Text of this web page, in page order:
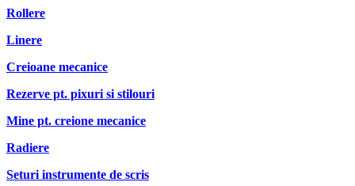
Rollere
Linere
Creioane mecanice
Rezerve pt. pixuri si stilouri
Mine pt. creione mecanice
Radiere
Seturi instrumente de scris